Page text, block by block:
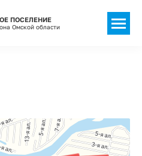
ПОСЕЛЕНИЕ
Омской области